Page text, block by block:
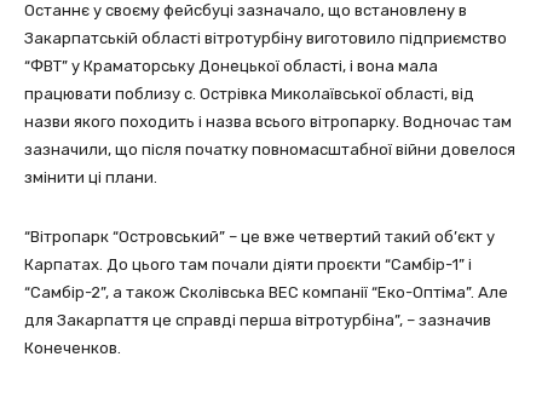
Останнє у своєму фейсбуці зазначало, що встановлену в
Закарпатській області вітротурбіну виготовило підприємство
“ФВТ” у Краматорську Донецької області, і вона мала
працювати поблизу с. Острівка Миколаївської області, від
назви якого походить і назва всього вітропарку. Водночас там
зазначили, що після початку повномасштабної війни довелося
змінити ці плани.
“Вітропарк “Островський” – це вже четвертий такий об’єкт у
Карпатах. До цього там почали діяти проєкти “Самбір-1” і
“Самбір-2”, а також Сколівська ВЕС компанії “Еко-Оптіма”. Але
для Закарпаття це справді перша вітротурбіна”, – зазначив
Конеченков.